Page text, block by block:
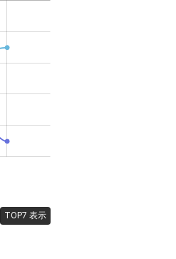
TOP7 表示